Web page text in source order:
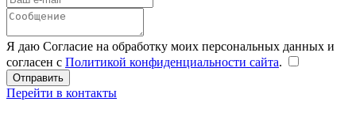
Я даю Согласие на обработку моих персональных данных и
согласен с Политикой конфиденциальности сайта.
Перейти в контакты